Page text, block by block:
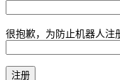
很抱歉，为防止机器人注